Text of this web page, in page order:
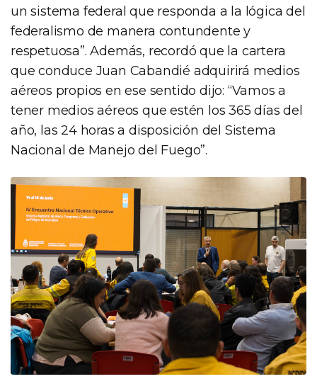
un sistema federal que responda a la lógica del
federalismo de manera contundente y
respetuosa”. Además, recordó que la cartera
que conduce Juan Cabandié adquirirá medios
aéreos propios en ese sentido dijo: “Vamos a
tener medios aéreos que estén los 365 días del
año, las 24 horas a disposición del Sistema
Nacional de Manejo del Fuego”.